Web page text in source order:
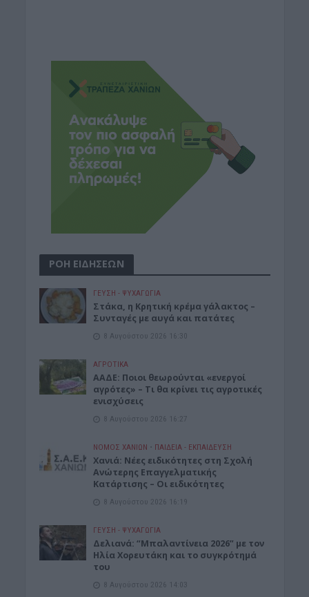
ΡΟΗ ΕΙΔΗΣΕΩΝ
ΓΕΎΣΗ - ΨΥΧΑΓΩΓΊΑ
Στάκα, η Κρητική κρέμα γάλακτος –
Συνταγές με αυγά και πατάτες
8 Αυγούστου 2026 16:30
ΑΓΡΟΤΙΚΑ
ΑΑΔΕ: Ποιοι θεωρούνται «ενεργοί
αγρότες» – Τι θα κρίνει τις αγροτικές
ενισχύσεις
8 Αυγούστου 2026 16:27
ΝΟΜΌΣ ΧΑΝΊΩΝ • ΠΑΙΔΕΙΑ - ΕΚΠΑΙΔΕΥΣΗ
Χανιά: Νέες ειδικότητες στη Σχολή
Ανώτερης Επαγγελματικής
Κατάρτισης – Οι ειδικότητες
8 Αυγούστου 2026 16:19
ΓΕΎΣΗ - ΨΥΧΑΓΩΓΊΑ
Δελιανά: “Μπαλαντίνεια 2026” με τον
Ηλία Χορευτάκη και το συγκρότημά
του
8 Αυγούστου 2026 14:03